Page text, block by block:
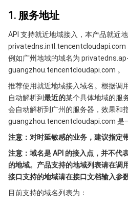
安全加速 SCDN
多网聚合加速（腾讯云聚通）
GPU 云服务器
专用宿主机
弹性伸缩
自动化助手
容器服务
服务网格
容器镜像服务
云原生分布式云中心
分布式云
本地专用集群
边缘可用区
专属可用区
微服务
弹性微服务
注册配置治理
API 网关
Serverless
云函数
基础存储服务
对象存储
云硬盘
存储数据服务
数据万象
关系型数据库
云数据库 MySQL
关系型数据库TDSQL
2. 通信协议
3. 请求方法
4. 字符编码
1. 服务地址
API 支持就近地域接入，本产品就近
privatedns.intl.tencentcloudapi.com
例如广州地域的域名为 privatedns.ap-
guangzhou.tencentcloudapi.com 。
推荐使用就近地域接入域名。根据调
自动解析到最近的某个具体地域的服
会自动解析到广州的服务器，效果和
guangzhou.tencentcloudapi.com 是
注意：对时延敏感的业务，建议指定
注意：域名是 API 的接入点，并不代
的地域。产品支持的地域列表请在调
接口支持的地域请在接口文档输入参
目前支持的域名列表为：